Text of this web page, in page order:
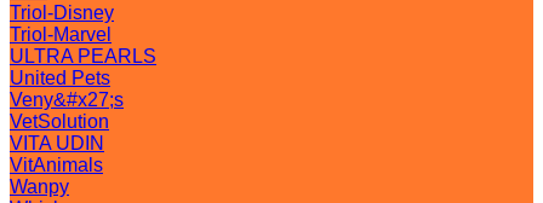
Triol-Disney
Triol-Marvel
ULTRA PEARLS
United Pets
Veny&#x27;s
VetSolution
VITA UDIN
VitAnimals
Wanpy